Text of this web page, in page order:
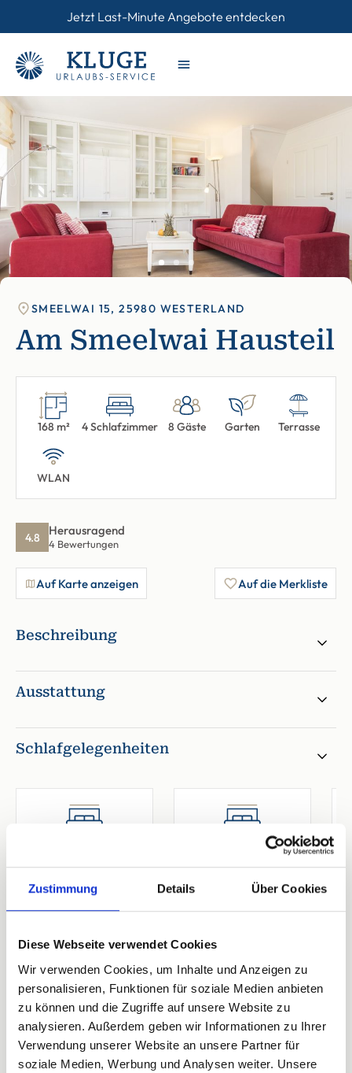
Zustimmung Details Über Cookies
Diese Webseite verwendet Cookies
Wir verwenden Cookies, um Inhalte und Anzeigen zu
personalisieren, Funktionen für soziale Medien anbieten
zu können und die Zugriffe auf unsere Website zu
analysieren. Außerdem geben wir Informationen zu Ihrer
Verwendung unserer Website an unsere Partner für
soziale Medien, Werbung und Analysen weiter. Unsere
Jetzt Last-Minute Angebote entdecken
SMEELWAI 15, 25980 WESTERLAND
Am Smeelwai Hausteil
168 m² 4 Schlafzimmer 8 Gäste Garten Terrasse
WLAN
4.8 Herausragend
4 Bewertungen
Auf Karte anzeigen Auf die Merkliste
Beschreibung
Ausstattung
Schlafgelegenheiten
2. Schlafzimmer
Breite 170-180 cm
4 Bewertungen